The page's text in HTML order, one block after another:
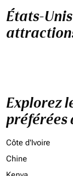
États-
Explorez
préférées
Côte d'Ivoire
Chine